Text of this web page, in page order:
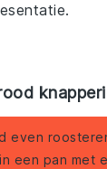
even
een pan met